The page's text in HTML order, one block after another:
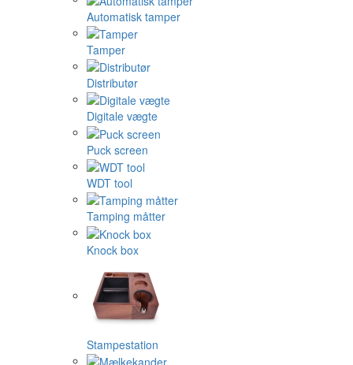
Automatisk tamper
Tamper
Distributør
Digitale vægte
Puck screen
WDT tool
Tamping måtter
Knock box
Stampestation